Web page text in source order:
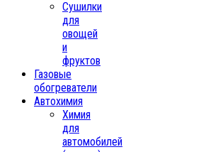
Сушилки
для
овощей
и
фруктов
Газовые
обогреватели
Автохимия
Химия
для
автомобилей